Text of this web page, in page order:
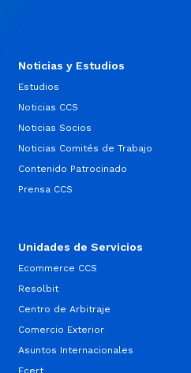
Noticias y Estudios
Estudios
Noticias CCS
Noticias Socios
Noticias Comités de Trabajo
Contenido Patrocinado
Prensa CCS
Unidades de Servicios
Ecommerce CCS
Resolbit
Centro de Arbitraje
Comercio Exterior
Asuntos Internacionales
Ecert